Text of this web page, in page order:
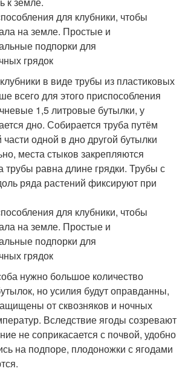
в виде трубы из пластиковых
всего для этого приспособления
1,5 литровые бутылки, у
дно. Собирается труба путём
одной в дно другой бутылки
места стыков закрепляются
трубы равна длине грядки. Трубы с
ряда растений фиксируют при
нужно большое количество
но усилия будут оправданны,
от сквозняков и ночных
Вследствие ягоды созревают
не соприкасается с почвой, удобно
на подпоре, плодоножки с ягодами